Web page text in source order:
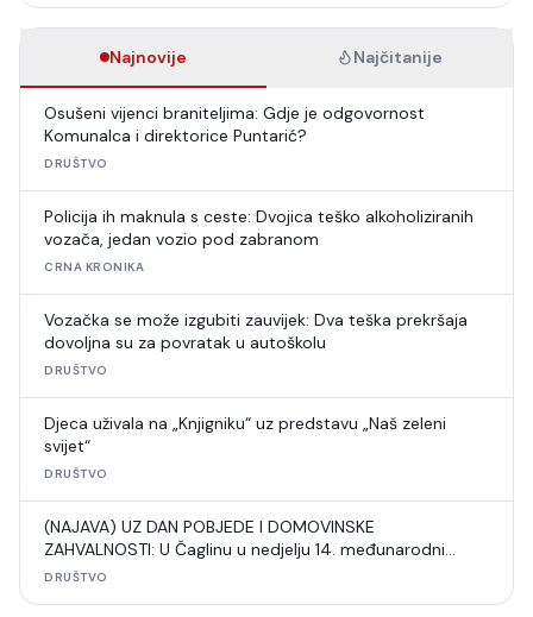
Najnovije Najčitanije
Osušeni vijenci braniteljima: Gdje je odgovornost
Komunalca i direktorice Puntarić?
DRUŠTVO
Policija ih maknula s ceste: Dvojica teško alkoholiziranih
vozača, jedan vozio pod zabranom
CRNA KRONIKA
Vozačka se može izgubiti zauvijek: Dva teška prekršaja
dovoljna su za povratak u autoškolu
DRUŠTVO
Djeca uživala na „Knjigniku“ uz predstavu „Naš zeleni
svijet“
DRUŠTVO
(NAJAVA) UZ DAN POBJEDE I DOMOVINSKE
ZAHVALNOSTI: U Čaglinu u nedjelju 14. međunarodni
šahovski turnir
DRUŠTVO